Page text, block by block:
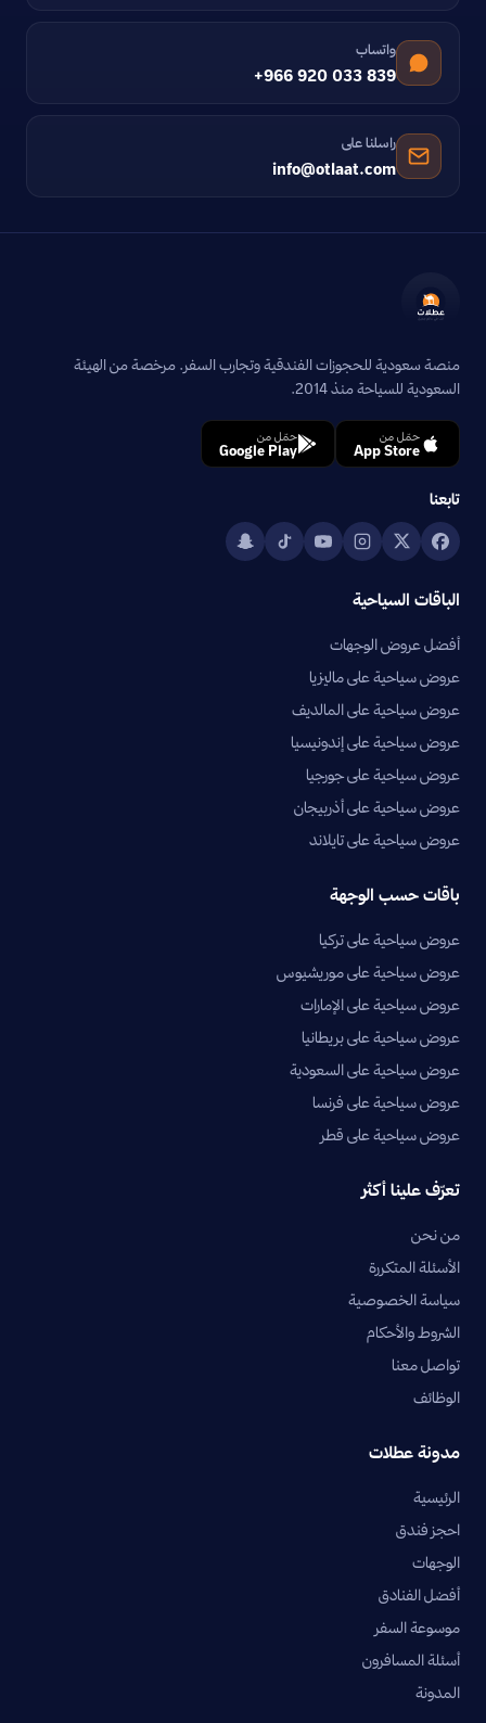
واتساب
+966 920 033 839
راسلنا على
info@otlaat.com
منصة سعودية للحجوزات الفندقية وتجارب السفر. مرخصة من الهيئة
السعودية للسياحة منذ 2014.
حمّل من
App Store
حمّل من
Google Play
تابعنا
الباقات السياحية
أفضل عروض الوجهات
عروض سياحية على ماليزيا
عروض سياحية على المالديف
عروض سياحية على إندونيسيا
عروض سياحية على جورجيا
عروض سياحية على أذربيجان
عروض سياحية على تايلاند
باقات حسب الوجهة
عروض سياحية على تركيا
عروض سياحية على موريشيوس
عروض سياحية على الإمارات
عروض سياحية على بريطانيا
عروض سياحية على السعودية
عروض سياحية على فرنسا
عروض سياحية على قطر
تعرّف علينا أكثر
من نحن
الأسئلة المتكررة
سياسة الخصوصية
الشروط والأحكام
تواصل معنا
الوظائف
مدونة عطلات
الرئيسية
احجز فندق
الوجهات
أفضل الفنادق
موسوعة السفر
أسئلة المسافرون
المدونة